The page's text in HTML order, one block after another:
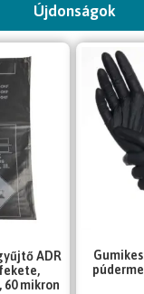
Újdonságok
ADR
fekete,
mikron